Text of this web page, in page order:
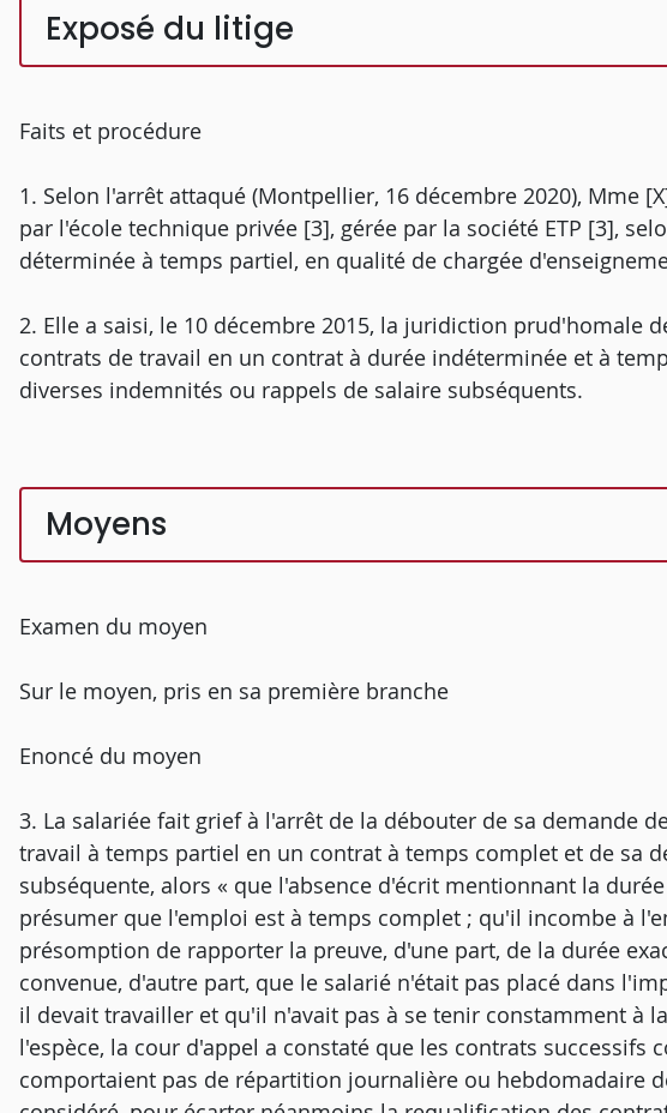
Exposé du litige
Faits et procédure
1. Selon l'arrêt attaqué (Montpellier, 16 décembre 2020), Mme
par l'école technique privée [3], gérée par la société ETP [3],
déterminée à temps partiel, en qualité de chargée
2. Elle a saisi, le 10 décembre 2015, la juridiction prud'homale
contrats de travail en un contrat à durée indéterminée et à
diverses indemnités ou rappels de salaire subséquents.
Moyens
Examen du moyen
Sur le moyen, pris en sa première branche
Enoncé du moyen
3. La salariée fait grief à l'arrêt de la débouter de sa demande
travail à temps partiel en un contrat à temps complet et de sa
subséquente, alors « que l'absence d'écrit mentionnant la
présumer que l'emploi est à temps complet ; qu'il incombe à
présomption de rapporter la preuve, d'une part, de la durée
convenue, d'autre part, que le salarié n'était pas placé dans
il devait travailler et qu'il n'avait pas à se tenir constamment à
l'espèce, la cour d'appel a constaté que les contrats successifs
comportaient pas de répartition journalière ou hebdomadaire